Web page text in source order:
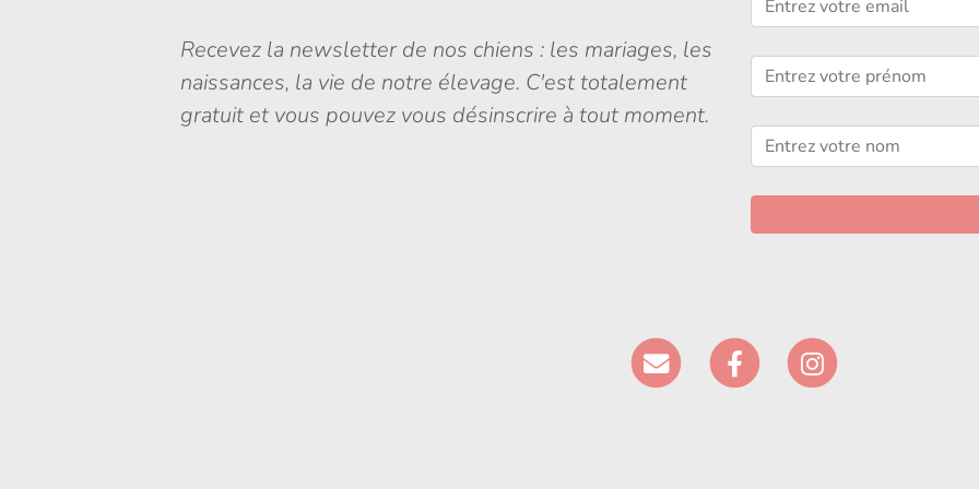
Recevez la newsletter de nos chiens : les mariages, les
naissances, la vie de notre élevage. C'est totalement
gratuit et vous pouvez vous désinscrire à tout moment.